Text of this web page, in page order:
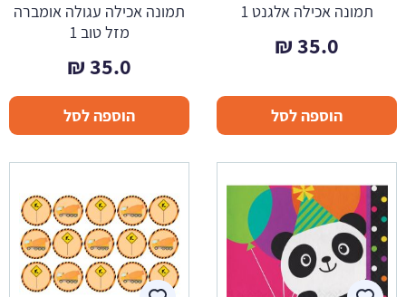
תמונה אכילה אלגנט 1
35.0
₪
הוספה לסל
תמונה אכילה עגולה אומברה
מזל טוב 1
35.0
₪
הוספה לסל